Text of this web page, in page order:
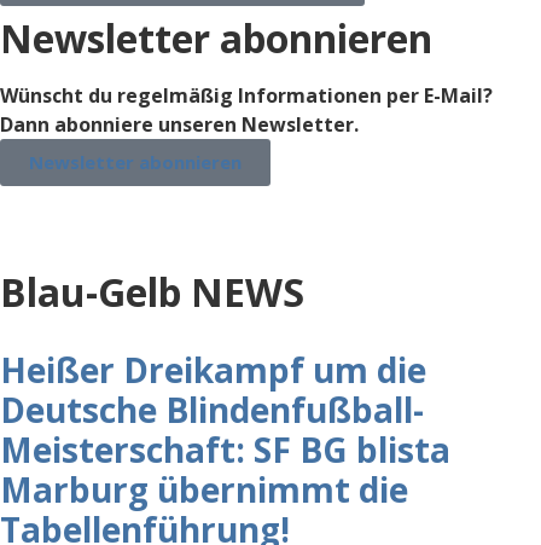
Newsletter abonnieren
Wünscht du regelmäßig Informationen per E-Mail?
Dann abonniere unseren Newsletter.
Newsletter abonnieren
Blau-Gelb NEWS
Heißer Dreikampf um die
Deutsche Blindenfußball-
Meisterschaft: SF BG blista
Marburg übernimmt die
Tabellenführung!